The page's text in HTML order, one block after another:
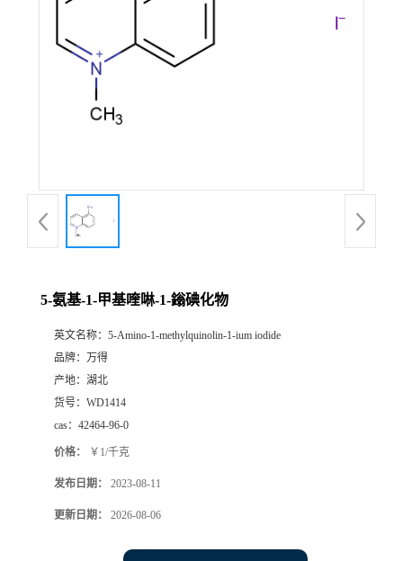
5-氨基-1-甲基喹啉-1-鎓碘化物
英文名称： 5-Amino-1-methylquinolin-1-ium iodide
品牌： 万得
产地： 湖北
货号： WD1414
cas： 42464-96-0
价格： ￥1/千克
发布日期： 2023-08-11
更新日期： 2026-08-06